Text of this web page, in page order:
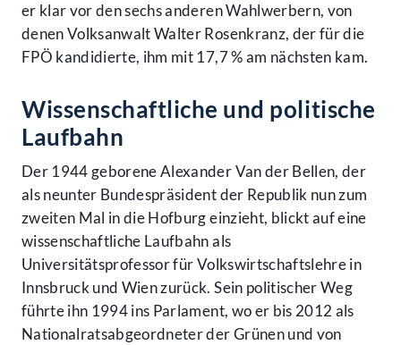
er klar vor den sechs anderen Wahlwerbern, von
denen Volksanwalt Walter Rosenkranz, der für die
FPÖ kandidierte, ihm mit 17,7 % am nächsten kam.
Wissenschaftliche und politische
Laufbahn
Der 1944 geborene Alexander Van der Bellen, der
als neunter Bundespräsident der Republik nun zum
zweiten Mal in die Hofburg einzieht, blickt auf eine
wissenschaftliche Laufbahn als
Universitätsprofessor für Volkswirtschaftslehre in
Innsbruck und Wien zurück. Sein politischer Weg
führte ihn 1994 ins Parlament, wo er bis 2012 als
Nationalratsabgeordneter der Grünen und von